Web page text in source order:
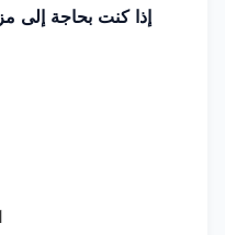
إذا كنت بحاجة إلى
1. س: